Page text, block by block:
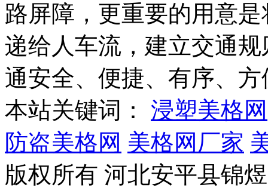
路屏障，更重要的用意
递给人车流，建立交通
通安全、便捷、有序、
本站关键词： 浸塑美格网
防盗美格网 美格网厂家
版权所有 河北安平县锦